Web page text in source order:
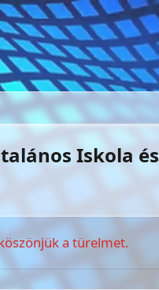
Iskola és
a türelmet.